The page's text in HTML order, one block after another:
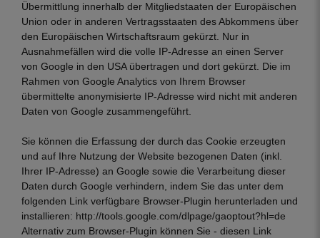
Übermittlung innerhalb der Mitgliedstaaten der Europäischen
Union oder in anderen Vertragsstaaten des Abkommens über
den Europäischen Wirtschaftsraum gekürzt. Nur in
Ausnahmefällen wird die volle IP-Adresse an einen Server
von Google in den USA übertragen und dort gekürzt. Die im
Rahmen von Google Analytics von Ihrem Browser
übermittelte anonymisierte IP-Adresse wird nicht mit anderen
Daten von Google zusammengeführt.
Sie können die Erfassung der durch das Cookie erzeugten
und auf Ihre Nutzung der Website bezogenen Daten (inkl.
Ihrer IP-Adresse) an Google sowie die Verarbeitung dieser
Daten durch Google verhindern, indem Sie das unter dem
folgenden Link verfügbare Browser-Plugin herunterladen und
installieren: http://tools.google.com/dlpage/gaoptout?hl=de
Alternativ zum Browser-Plugin können Sie - diesen Link